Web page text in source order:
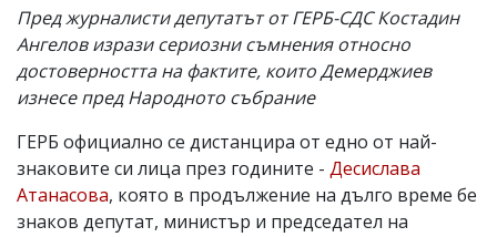
откриете
обиден
за
вас
коментар,
моля
сигнализирайте
ни!
Пред журналисти депутатът от ГЕРБ-СДС Костадин
Ангелов изрази сериозни съмнения относно
достоверността на фактите, които Демерджиев
изнесе пред Народното събрание
ГЕРБ официално се дистанцира от едно от най-
знаковите си лица през годините - Десислава
Атанасова, която в продължение на дълго време бе
знаков депутат, министър и председател на